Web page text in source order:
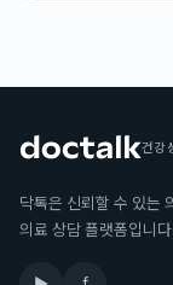
건강
닥톡은 신뢰할 수 있는
의료 상담 플랫폼입니